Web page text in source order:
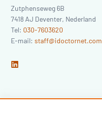
Zutphenseweg 6B
7418 AJ Deventer, Nederland
Tel: 030-7603620
E-mail:staff@idoctornet.com